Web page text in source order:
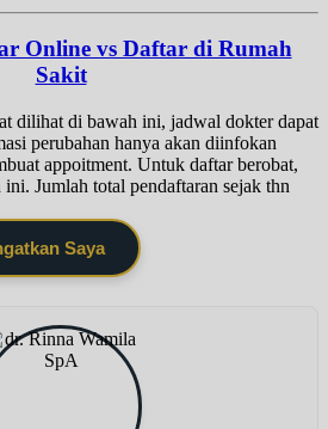
Online vs Daftar di Rumah
Sakit
dilihat di bawah ini, jadwal dokter dapat
perubahan hanya akan diinfokan
appoitment. Untuk daftar berobat,
Jumlah total pendaftaran sejak thn
Saya